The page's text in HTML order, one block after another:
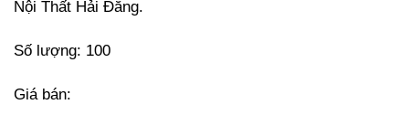
Nội Thất Hải Đăng.
Số lượng: 100
Giá bán: